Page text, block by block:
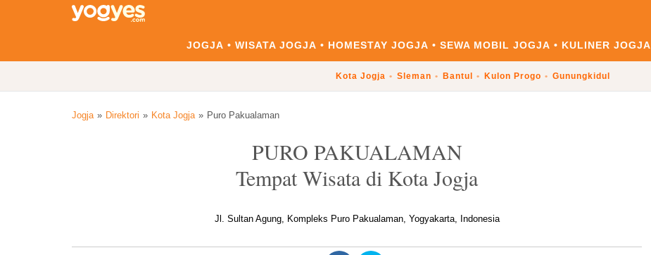
JOGJA WISATA JOGJA HOMESTAY JOGJA SEWA MOBIL JOGJA KULINER JOGJA
Kota Jogja Sleman Bantul Kulon Progo Gunungkidul
Jogja Direktori Kota Jogja Puro Pakualaman
PURO PAKUALAMAN
Tempat Wisata di Kota Jogja
Jl. Sultan Agung, Kompleks Puro Pakualaman, Yogyakarta, Indonesia